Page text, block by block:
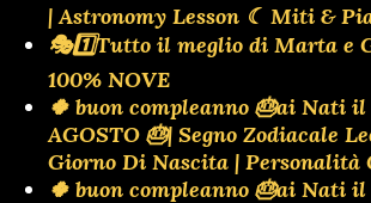
| Astronomy Lesson ☾ Miti &
🎭1️⃣Tutto il meglio di Marta e
100% NOVE
🍀 buon compleanno 🎂ai Nati
AGOSTO 🎂| Segno Zodiacale
Giorno Di Nascita | Personalità
🍀 buon compleanno 🎂ai Nati il